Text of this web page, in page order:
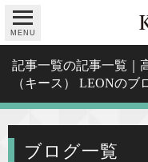
MENU
記事一覧の記事一覧｜
（キース） LEONのブ
ブログ一覧